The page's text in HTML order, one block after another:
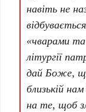
навіть не
«чварами та
літургії
дай Боже,
близькій
на те, щоб